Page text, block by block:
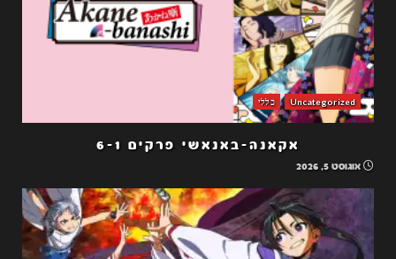
Uncategorized כללי
אקאנה-באנאשי פרקים 6-1
אוגוסט 5, 2026